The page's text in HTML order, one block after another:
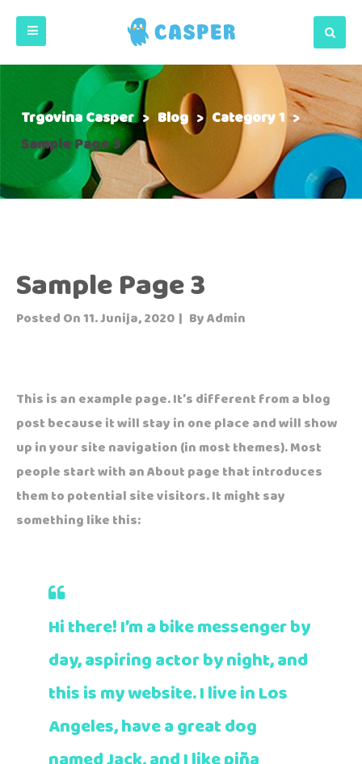
Trgovina Casper> Blog > Category 1>
Sample Page 3
Sample Page 3
Posted On11. Junija, 2020 ByAdmin
This is an example page. It’s different from a blog
post because it will stay in one place and will show
up in your site navigation (in most themes). Most
people start with an About page that introduces
them to potential site visitors. It might say
something like this:
Hi there! I’m a bike messenger by
day, aspiring actor by night, and
this is my website. I live in Los
Angeles, have a great dog